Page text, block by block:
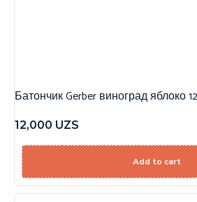
Батончик Gerber виноград яблоко
12,000 UZS
Add to cart